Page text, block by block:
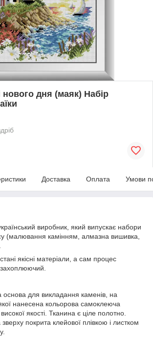
нового дня (маяк) Набір
Доставка Оплата Умови
виробник, який випускає набори
(малювання камінням, алмазна вишивка,
якісні матеріали, а сам процес
основа для викладання каменів, на
нанесена кольорова самоклеюча
якості. Тканина є ціле полотно.
покрита клейової плівкою і листком